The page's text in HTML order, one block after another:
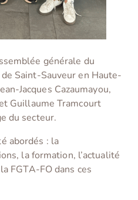
générale du
Saint-Sauveur en Haute-
Jacques Cazaumayou,
Guillaume Tramcourt
du secteur.
abordés : la
la formation, l’actualité
FGTA-FO dans ces